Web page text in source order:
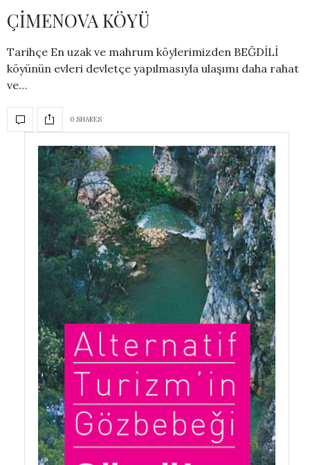
ÇİMENOVA KÖYÜ
Tarihçe En uzak ve mahrum köylerimizden BEĞDİLİ
köyünün evleri devletçe yapılmasıyla ulaşımı daha rahat
ve…
0 SHARES